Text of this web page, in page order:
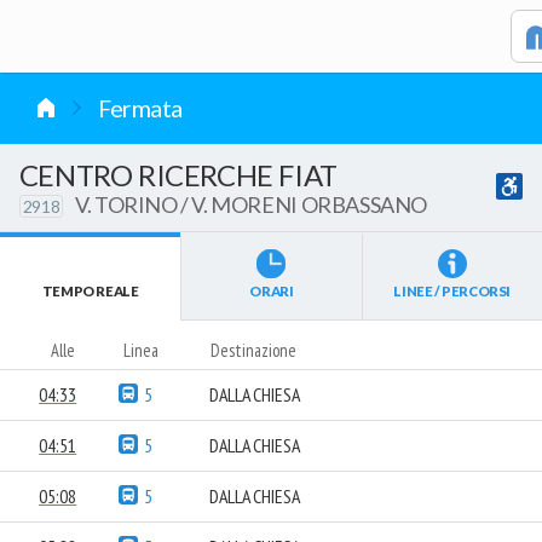
Fermata
CENTRO RICERCHE FIAT
2918 V. TORINO / V. MORENI ORBASSANO
TEMPO REALE ORARI LINEE / PERCORSI
Alle Linea Destinazione
04:33 5 DALLA CHIESA
04:51 5 DALLA CHIESA
05:08 5 DALLA CHIESA